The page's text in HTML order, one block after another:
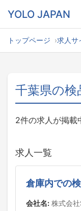
YOLO JAPAN
トップページ 求人サ
千葉県の検
2件の求人が掲載
求人一覧
倉庫内での
会社名: 株式会社